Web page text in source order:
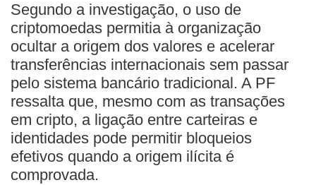
Segundo a investigação, o uso de
criptomoedas permitia à organização
ocultar a origem dos valores e acelerar
transferências internacionais sem passar
pelo sistema bancário tradicional. A PF
ressalta que, mesmo com as transações
em cripto, a ligação entre carteiras e
identidades pode permitir bloqueios
efetivos quando a origem ilícita é
comprovada.